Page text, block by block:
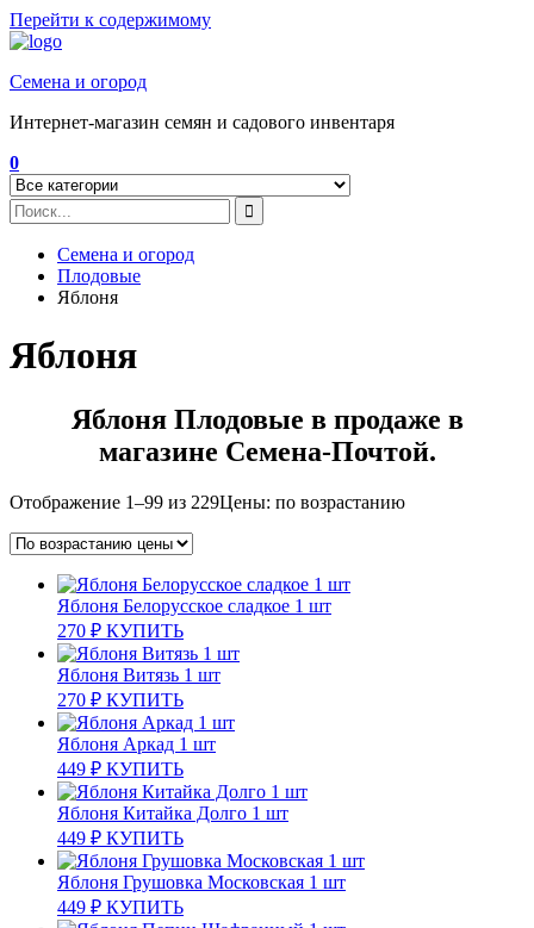
Перейти к содержимому
Семена и огород
Интернет-магазин семян и садового инвентаря
0
Семена и огород
Плодовые
Яблоня
Яблоня
Яблоня Плодовые в продаже в
магазине Семена-Почтой.
Отображение 1–99 из 229Цены: по возрастанию
Яблоня Белорусское сладкое 1 шт
270 ₽ КУПИТЬ
Яблоня Витязь 1 шт
270 ₽ КУПИТЬ
Яблоня Аркад 1 шт
449 ₽ КУПИТЬ
Яблоня Китайка Долго 1 шт
449 ₽ КУПИТЬ
Яблоня Грушовка Московская 1 шт
449 ₽ КУПИТЬ